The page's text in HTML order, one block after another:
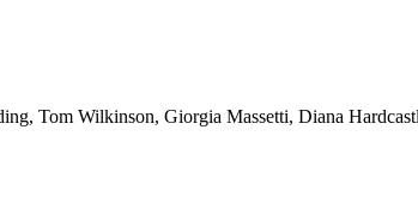
Tom Wilkinson, Giorgia Massetti, Diana